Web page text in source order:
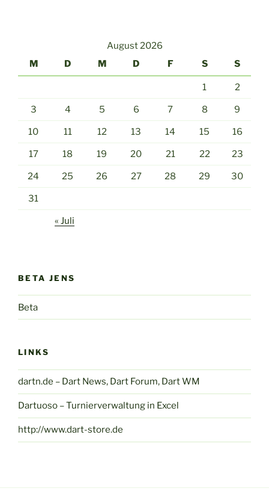
August 2026
M
D M D F S S
1 2
3 4 5 6 7 8 9
10 11 12 13 14 15 16
17 18 19 20 21 22 23
24 25 26 27 28 29 30
31
« Juli
BETA JENS
Beta
LINKS
dartn.de – Dart News, Dart Forum, Dart WM
Dartuoso – Turnierverwaltung in Excel
http://www.dart-store.de